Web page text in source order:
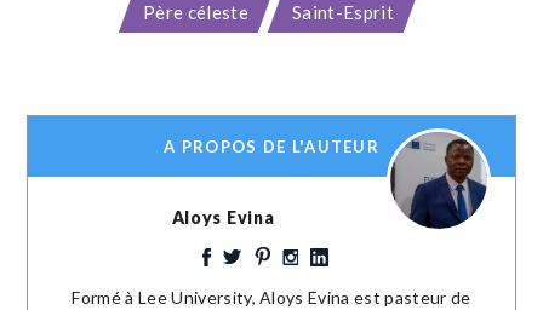
Père céleste Saint-Esprit
A PROPOS DE L'AUTEUR
Aloys Evina
Formé à Lee University, Aloys Evina est pasteur de